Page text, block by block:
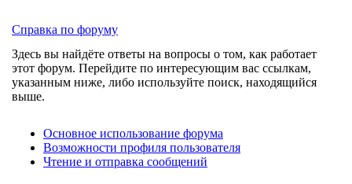
Справка по форуму
Здесь вы найдёте ответы на вопросы о том, как работает
этот форум. Перейдите по интересующим вас ссылкам,
указанным ниже, либо используйте поиск, находящийся
выше.
Основное использование форума
Возможности профиля пользователя
Чтение и отправка сообщений